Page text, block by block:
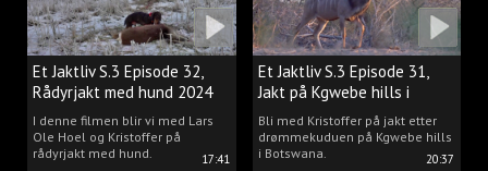
17:41
Et Jaktliv S.3 Episode 32,
Rådyrjakt med hund 2024
I denne filmen blir vi med Lars
Ole Hoel og Kristoffer på
rådyrjakt med hund.
20:37
Et Jaktliv S.3 Episode 31,
Jakt på Kgwebe hills i
Botswana
Bli med Kristoffer på jakt etter
drømmekuduen på Kgwebe hills
i Botswana.